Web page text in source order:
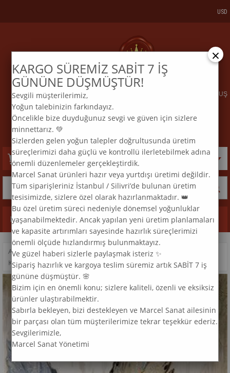
KARGO VE SİPARİŞTAKİP BİZE ULAŞIN
ELMAS MOZAİK TABLO & DIAMOND PAINTING TURKEY & KURULUŞ
2015
TEL:0 850 969 33 74 EMAİL:info@marcelsanat.com
USD
Kategoriler
ANASAYFA > DESEN >
KUŞ TÜYÜ MARCEL SANAT ELMAS MOZAIK TABLO 38X81CM
×
KARGO SÜREMİZ SABİT 7 İŞ
GÜNÜNE DÜŞMÜŞTÜR!
Sevgili müşterilerimiz,
Yoğun talebinizin farkındayız.
Öncelikle bize duyduğunuz sevgi ve güven için sizlere
minnettarız. 💚
Sizlerden gelen yoğun talepler doğrultusunda üretim
süreçlerimizi daha güçlü ve kontrollü ilerletebilmek adına
önemli düzenlemeler gerçekleştirdik.
Marcel Sanat ürünleri hazır veya yurtdışı üretimi değildir.
Tüm siparişleriniz İstanbul / Silivri’de bulunan üretim
tesisimizde, sizlere özel olarak hazırlanmaktadır. 👑
Bu özel üretim süreci nedeniyle dönemsel yoğunluklar
yaşanabilmektedir. Ancak yapılan yeni üretim planlamaları
ve kapasite artırımları sayesinde hazırlık süreçlerimizi
önemli ölçüde hızlandırmış bulunmaktayız.
Ve güzel haberi sizlerle paylaşmak isteriz ✨
Sipariş hazırlık ve kargoya teslim süremiz artık SABİT 7 iş
gününe düşmüştür. 🌸
Bizim için en önemli konu; sizlere kaliteli, özenli ve eksiksiz
ürünler ulaştırabilmektir.
Sabırla bekleyen, bizi destekleyen ve Marcel Sanat ailesinin
bir parçası olan tüm müşterilerimize tekrar teşekkür ederiz.
Sevgilerimizle,
Marcel Sanat Yönetimi